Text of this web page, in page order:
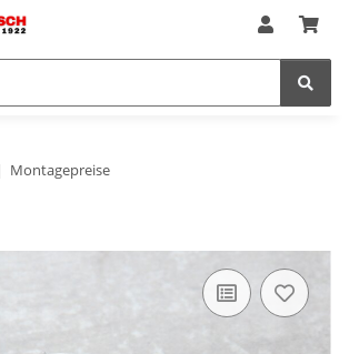
Montagepreise